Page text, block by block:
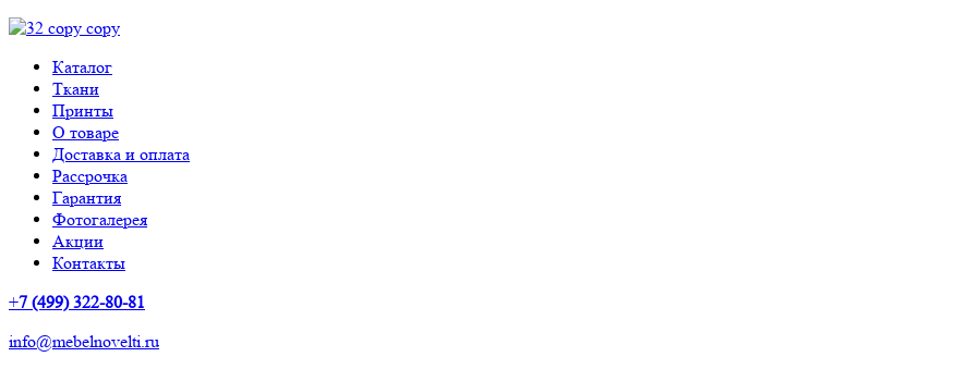
Каталог
Ткани
Принты
О товаре
Доставка и оплата
Рассрочка
Гарантия
Фотогалерея
Акции
Контакты
+7 (499) 322-80-81
info@mebelnovelti.ru